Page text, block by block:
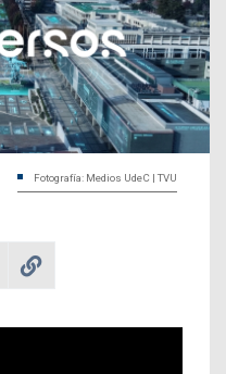
Fotografía: Medios UdeC | TVU